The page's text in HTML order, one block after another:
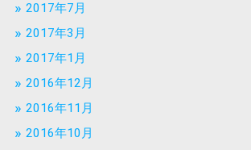
2017年7月
2017年3月
2017年1月
2016年12月
2016年11月
2016年10月